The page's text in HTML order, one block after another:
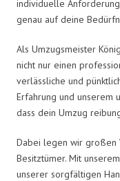
individuelle
genau auf deine
Als Umzugsmeister
nicht nur einen
verlässliche und
Erfahrung und unserem
dass dein Umzug
Dabei legen wir großen
Besitztümer. Mit
unserer sorgfältigen